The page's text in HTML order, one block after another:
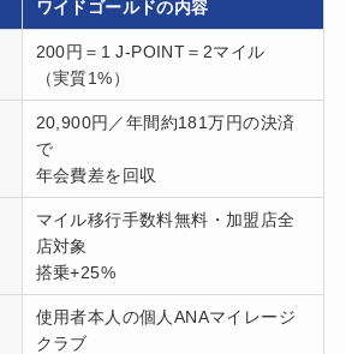
ワイドゴールドの内容
200円＝1 J-POINT＝2マイル
（実質1%）
20,900円／年間約181万円の決済
で
年会費差を回収
マイル移行手数料無料・加盟店全
店対象
搭乗+25%
使用者本人の個人ANAマイレージ
クラブ